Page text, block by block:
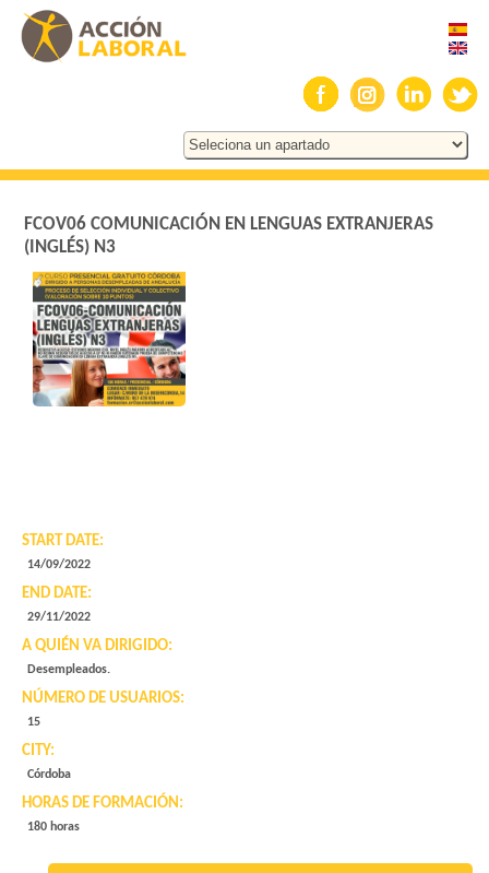
FCOV06 COMUNICACIÓN EN LENGUAS EXTRANJERAS
(INGLÉS) N3
START DATE:
14/09/2022
END DATE:
29/11/2022
A QUIÉN VA DIRIGIDO:
Desempleados.
NÚMERO DE USUARIOS:
15
CITY:
Córdoba
HORAS DE FORMACIÓN:
180 horas